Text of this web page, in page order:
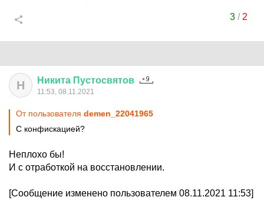
3/ 2
Н Никита Пустосвятов
11:53, 08.11.2021
От пользователя demen_22041965
С конфискацией?
Неплохо бы!
И с отработкой на восстановлении.
[Сообщение изменено пользователем 08.11.2021 11:53]